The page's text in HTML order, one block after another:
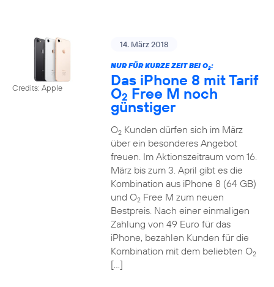
Credits: Apple
14. März 2018
NUR FÜR KURZE ZEIT BEI O2:
Das iPhone 8 mit Tarif
O2 Free M noch
günstiger
O2Kunden dürfen sich im März
über ein besonderes Angebot
freuen. Im Aktionszeitraum vom 16.
März bis zum 3. April gibt es die
Kombination aus iPhone 8 (64 GB)
und O2Free M zum neuen
Bestpreis. Nach einer einmaligen
Zahlung von 49 Euro für das
iPhone, bezahlen Kunden für die
Kombination mit dem beliebten O2
[…]